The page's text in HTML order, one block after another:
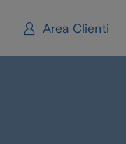
Area Clienti